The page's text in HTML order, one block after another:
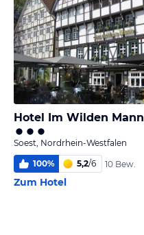
Hotel Im Wilden Mann
Soest, Nordrhein-Westfalen
100% 5,2/6 10 Bew.
Zum Hotel